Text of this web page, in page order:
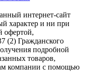
интернет-сайт
характер и ни при
офертой,
(2) Гражданского
подробной
товаров,
компании с помощью